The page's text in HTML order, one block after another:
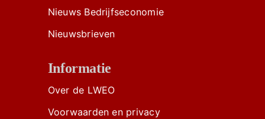
Nieuws Bedrijfseconomie
Nieuwsbrieven
Informatie
Over de LWEO
Voorwaarden en privacy